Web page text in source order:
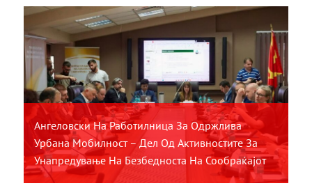
Ангеловски На Работилница За Одржлива
Урбана Мобилност – Дел Од Активностите За
Унапредување На Безбедноста На Сообраќајот